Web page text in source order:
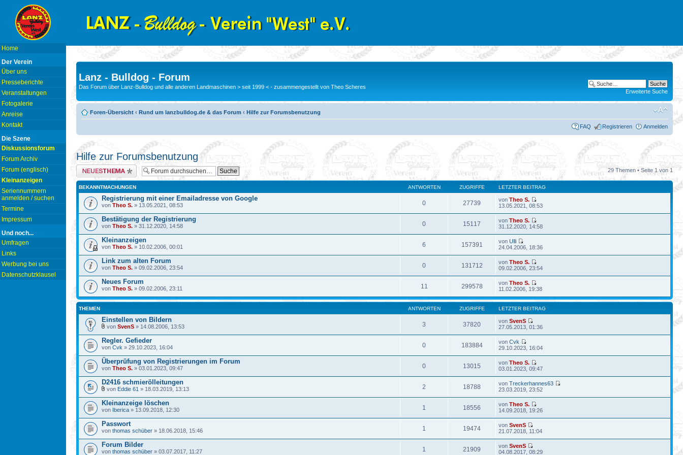
Home
Der Verein
Über uns
Presseberichte
Veranstaltungen
Fotogalerie
Anreise
Kontakt
Die Szene
Diskussionsforum
Forum Archiv
Forum (englisch)
Kleinanzeigen
Seriennummern
anmelden / suchen
Termine
Impressum
Und noch...
Umfragen
Links
Werbung bei uns
Datenschutzklausel
Lanz - Bulldog - Forum
Das Forum über Lanz-Bulldog und alle anderen Landmaschinen > seit 1999 < - zusammengestellt von Theo Scheres
Erweiterte Suche
Foren-Übersicht ‹ Rund um lanzbulldog.de & das Forum ‹ Hilfe zur Forumsbenutzung
FAQ Registrieren Anmelden
Hilfe zur Forumsbenutzung
Neues Thema erstellen 29 Themen • Seite 1 von 1
BEKANNTMACHUNGEN ANTWORTEN ZUGRIFFE LETZTER BEITRAG
Registrierung mit einer Emailadresse von Google
von Theo S. » 13.05.2021, 08:53 0 27739 vonTheo S.
13.05.2021, 08:53
Bestätigung der Registrierung
von Theo S. » 31.12.2020, 14:58 0 15117 vonTheo S.
31.12.2020, 14:58
Kleinanzeigen
von Theo S. » 10.02.2006, 00:01 6 157391 vonUlli
24.04.2006, 18:36
Link zum alten Forum
von Theo S. » 09.02.2006, 23:54 0 131712 vonTheo S.
09.02.2006, 23:54
Neues Forum
von Theo S. » 09.02.2006, 23:11 11 299578 vonTheo S.
11.02.2006, 19:38
THEMEN ANTWORTEN ZUGRIFFE LETZTER BEITRAG
Einstellen von Bildern
von SvenS » 14.08.2006, 13:53 3 37820 vonSvenS
27.05.2013, 01:36
Regler. Gefieder
von Cvk » 29.10.2023, 16:04 0 183884 vonCvk
29.10.2023, 16:04
Überprüfung von Registrierungen im Forum
von Theo S. » 03.01.2023, 09:47 0 13015 vonTheo S.
03.01.2023, 09:47
D2416 schmierölleitungen
von Eddie 61 » 18.03.2019, 13:13 2 18788 vonTreckerhannes63
23.03.2019, 23:52
Kleinanzeige löschen
von Iberica » 13.09.2018, 12:30 1 18556 vonTheo S.
14.09.2018, 19:26
Passwort
von thomas schüber » 18.06.2018, 15:46 1 19474 vonSvenS
21.07.2018, 11:04
Forum Bilder
von thomas schüber » 03.07.2017, 11:27 1 21909 vonSvenS
04.08.2017, 08:29